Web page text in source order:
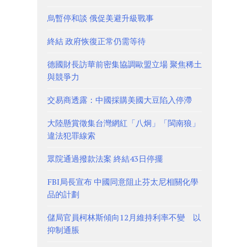
烏暫停和談 俄促美避升級戰事
終結 政府恢復正常仍需等待
德國財長訪華前密集協調歐盟立場 聚焦稀土
與競爭力
交易商透露：中國採購美國大豆陷入停滯
大陸懸賞徵集台灣網紅「八炯」「閩南狼」
違法犯罪線索
眾院通過撥款法案 終結43日停擺
FBI局長宣布 中國同意阻止芬太尼相關化學
品的計劃
儲局官員柯林斯傾向12月維持利率不變 以
抑制通脹